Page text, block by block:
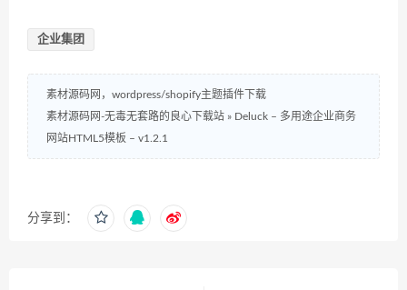
企业集团
素材源码网，wordpress/shopify主题插件下载
素材源码网-无毒无套路的良心下载站 » Deluck – 多用途企业商务
网站HTML5模板 – v1.2.1
分享到：